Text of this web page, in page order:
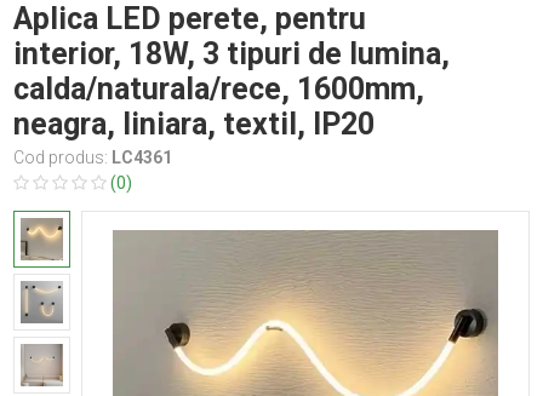
Aplica LED perete, pentru
interior, 18W, 3 tipuri de lumina,
calda/naturala/rece, 1600mm,
neagra, liniara, textil, IP20
Cod produs: LC4361
(0)